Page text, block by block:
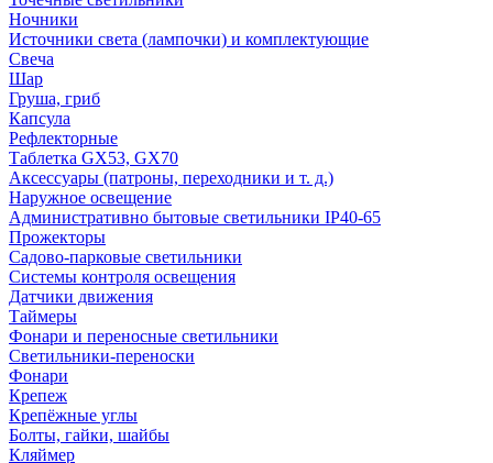
Ночники
Источники света (лампочки) и комплектующие
Свеча
Шар
Груша, гриб
Капсула
Рефлекторные
Таблетка GX53, GX70
Аксессуары (патроны, переходники и т. д.)
Наружное освещение
Административно бытовые светильники IP40-65
Прожекторы
Садово-парковые светильники
Системы контроля освещения
Датчики движения
Таймеры
Фонари и переносные светильники
Светильники-переноски
Фонари
Крепеж
Крепёжные углы
Болты, гайки, шайбы
Кляймер